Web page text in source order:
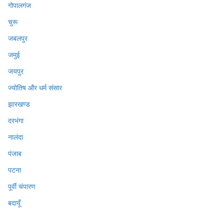
गोपालगंज
चुरू
जबलपुर
जमुई
जयपुर
ज्योतिष और धर्म संसार
झारखण्ड
दरभंगा
नालंदा
पंजाब
पटना
पूर्वी चंपारण
बदायूँ